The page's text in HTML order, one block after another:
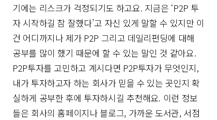
기에는 리스크가 걱정되기도 하고요. 지금은 ‘P2P 투
자 시작하길 참 잘했다’고 자신 있게 말할 수 있지만 이
건 어디까지나 제가 P2P 그리고 데일리펀딩에 대해
공부를 많이 했기 때문에 할 수 있는 말인 것 같아요.
P2P투자를 고민하고 계시다면 P2P투자가 무엇인지,
내가 투자하고자 하는 회사가 믿을 수 있는 곳인지 확
실하게 공부한 후에 투자하시길 추천해요. 이런 정보
들은 회사의 홈페이지나 블로그, 가까운 도서관, 서점